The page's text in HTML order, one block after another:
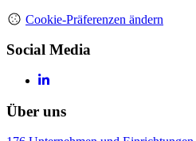
Cookie-Präferenzen ändern
Social Media
Über uns